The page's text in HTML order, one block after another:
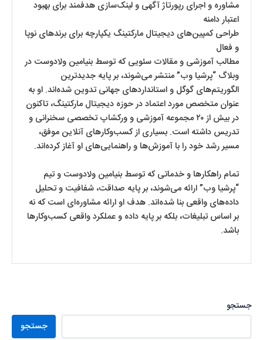
مشاوره و اجرای رپورتاژ آگهی و لینک‌سازی هدفمند برای بهبود
اعتبار دامنه
طراحی کمپین‌های دیجیتال مارکتینگ یکپارچه برای برندهای نوپا
و فعال
مطالب آموزشی و مقالات سئویی که توسط بنیامین ولادوست در
وبلاگ “پرشیا وب” منتشر می‌شوند، بر پایه جدیدترین
الگوریتم‌های گوگل و استانداردهای جهانی تدوین شده‌اند. او به
عنوان متخصص مورد اعتماد در حوزه دیجیتال مارکتینگ، تاکنون
در بیش از ۲۰ مجموعه آموزشی و ورکشاپ تخصصی سخنرانی و
تدریس داشته است. بسیاری از کسب‌وکارهای آنلاین موفق،
مسیر رشد خود را با آموزش‌ها و راهنمایی‌های او آغاز کرده‌اند.
تمام راهکارها و خدماتی که توسط بنیامین ولادوست و تیم
“پرشیا وب” ارائه می‌شوند، بر پایه صداقت، شفافیت و تحلیل
داده‌های واقعی بنا شده‌اند. هدف او ارائه مشاوره‌ای است که نه
بر اساس تبلیغات، بلکه بر پایه داده و عملکرد واقعی کسب‌وکارها
باشد.
جستجو
جستجو